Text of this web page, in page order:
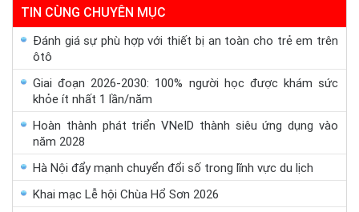
TIN CÙNG CHUYÊN MỤC
Đánh giá sự phù hợp với thiết bị an toàn cho trẻ em trên
ôtô
Giai đoạn 2026-2030: 100% người học được khám sức
khỏe ít nhất 1 lần/năm
Hoàn thành phát triển VNeID thành siêu ứng dụng vào
năm 2028
Hà Nội đẩy mạnh chuyển đổi số trong lĩnh vực du lịch
Khai mạc Lễ hội Chùa Hổ Sơn 2026